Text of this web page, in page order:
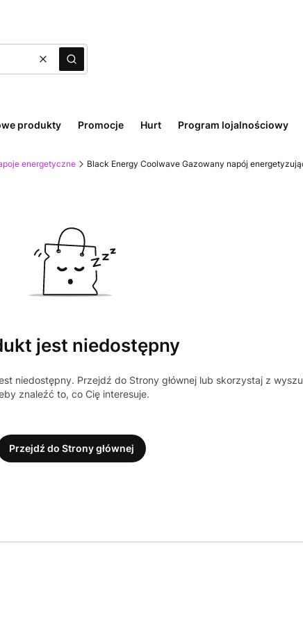
WyczyśćSzukaj
produkty Promocje Hurt Program lojalnościowy
energetyczne Black Energy Coolwave Gazowany napój
jest niedostępny
niedostępny. Przejdź do Strony głównej lub skorzystaj z
znaleźć to, co Cię interesuje.
Przejdź do Strony głównej